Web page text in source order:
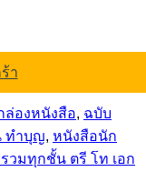
า
ล่องหนังสือ, ฉบับ
ทำบุญ, หนังสือนัก
วมทุกชั้น ตรี โท เอก